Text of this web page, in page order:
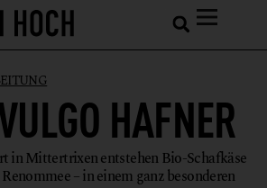
HAFNER
in Mittertrixen entstehen Bio-Schafkäse
– in einem ganz besonderen